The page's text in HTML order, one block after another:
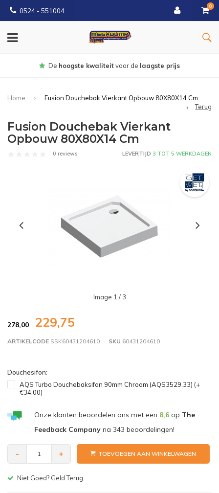
0524 - 551004
0
Gratisbezorgd vanaf €150
Home
Fusion Douchebak Vierkant Opbouw 80X80X14 Cm
Terug
Fusion Douchebak Vierkant
Opbouw 80X80X14 Cm
0 reviews LEVERTIJD 3 TOT 5 WERKDAGEN
Image 1 / 3
278,00 229,75
ARTIKELCODE SSK60431204610 SKU 60431204610
Douchesifon:
AQS Turbo Douchebaksifon 90mm Chroom (AQS3529.33) (+
€34,00)
Onze klanten beoordelen ons met een 8,6op The
Feedback Companyna 343 beoordelingen!
- + TOEVOEGEN AAN WINKELWAGEN
Gratis bezorgen v.a. € 150,-(NL)